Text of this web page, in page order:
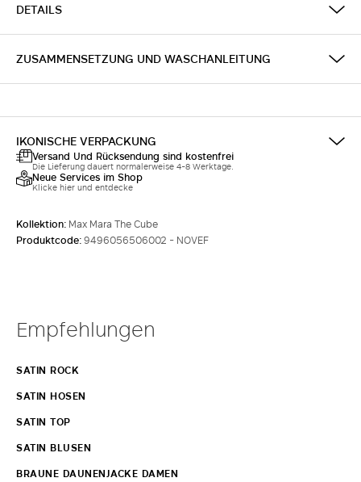
DETAILS
ZUSAMMENSETZUNG UND WASCHANLEITUNG
IKONISCHE VERPACKUNG
Versand Und Rücksendung sind kostenfrei
Die Lieferung dauert normalerweise 4-8 Werktage.
Neue Services im Shop
Klicke hier und entdecke
Kollektion: Max Mara The Cube
Produktcode:9496056506002 - NOVEF
Empfehlungen
SATIN ROCK
SATIN HOSEN
SATIN TOP
SATIN BLUSEN
BRAUNE DAUNENJACKE DAMEN